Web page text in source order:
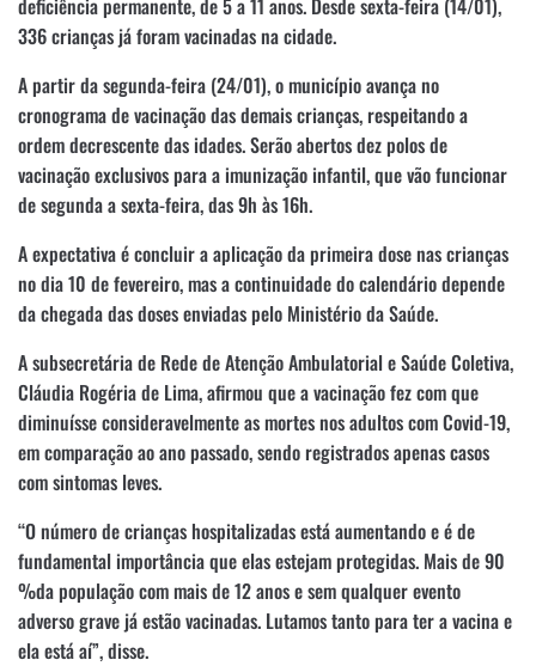
deficiência permanente, de 5 a 11 anos. Desde sexta-feira (14/01),
336 crianças já foram vacinadas na cidade.
A partir da segunda-feira (24/01), o município avança no
cronograma de vacinação das demais crianças, respeitando a
ordem decrescente das idades. Serão abertos dez polos de
vacinação exclusivos para a imunização infantil, que vão funcionar
de segunda a sexta-feira, das 9h às 16h.
A expectativa é concluir a aplicação da primeira dose nas crianças
no dia 10 de fevereiro, mas a continuidade do calendário depende
da chegada das doses enviadas pelo Ministério da Saúde.
A subsecretária de Rede de Atenção Ambulatorial e Saúde Coletiva,
Cláudia Rogéria de Lima, afirmou que a vacinação fez com que
diminuísse consideravelmente as mortes nos adultos com Covid-19,
em comparação ao ano passado, sendo registrados apenas casos
com sintomas leves.
“O número de crianças hospitalizadas está aumentando e é de
fundamental importância que elas estejam protegidas. Mais de 90
%da população com mais de 12 anos e sem qualquer evento
adverso grave já estão vacinadas. Lutamos tanto para ter a vacina e
ela está aí”, disse.